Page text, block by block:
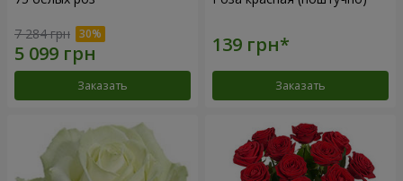
7 284 грн
Заказать Заказать